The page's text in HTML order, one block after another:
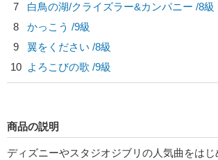
7
白鳥の湖/クライズラー&カンパニー /8級
8
かっこう /9級
9
翼をください /8級
10 よろこびの歌 /9級
商品の説明
ディズニーやスタジオジブリの人気曲をは